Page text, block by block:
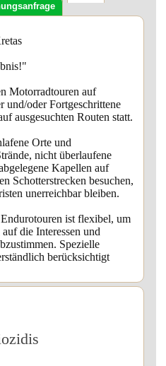
Motorradtouren auf
und/oder Fortgeschrittene
ausgesuchten Routen statt.
Orte und
nicht überlaufene
Kapellen auf
Schotterstrecken besuchen,
unerreichbar bleiben.
ist flexibel, um
die Interessen und
Spezielle
berücksichtigt